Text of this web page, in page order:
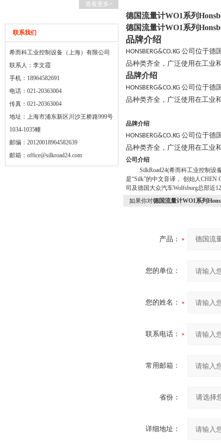
查看更多+
联系我们
希而科工业控制设备（上海）有限公司
联系人：李文霞
手机：18964582691
电话：021-20363004
传真：021-20363004
地址：上海市浦东新区川沙王桥路999号
1034-1035幢
邮编：20120018964582639
邮箱： office@silkroad24.com
德国流量计WO1系列
德国流量计WO1系列
品牌介绍
HONSBERG&CO.KG 公司位于德
品种类齐全，广泛使用在工业
品牌介绍
HONSBERG&CO.KG 公司位于德
品种类齐全，广泛使用在工业
品牌介绍
HONSBERG&CO.KG 公司位于德
品种类齐全，广泛使用在工业
公司介绍
SilkRoad24(希而科工业控制设
是“Silk”的中文音译， 创始人CHEN
司及德国大众汽车Wolfsburg总部近
如果你对德国流量计WO1系列
产品：
您的单位：
您的姓名：
联系电话：
常用邮箱：
省份：
详细地址：